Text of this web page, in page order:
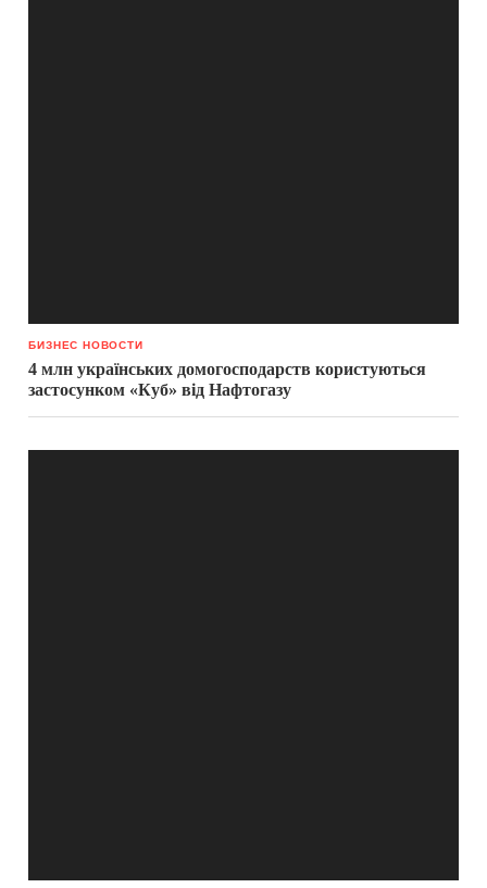
БИЗНЕС НОВОСТИ
4 млн українських домогосподарств користуються
застосунком «Куб» від Нафтогазу